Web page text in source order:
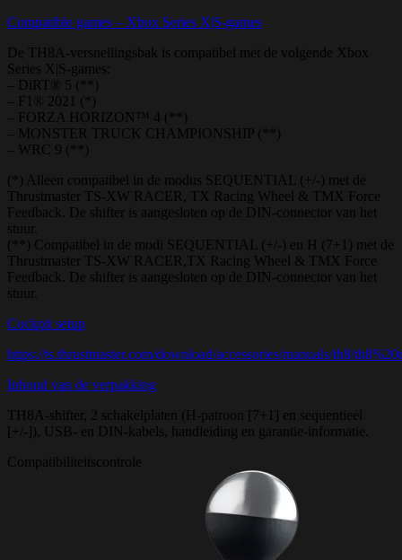
Compatible games – Xbox Series X|S-games
De TH8A-versnellingsbak is compatibel met de volgende Xbox
Series X|S-games:
– DiRT® 5 (**)
– F1® 2021 (*)
– FORZA HORIZON™ 4 (**)
– MONSTER TRUCK CHAMPIONSHIP (**)
– WRC 9 (**)
(*) Alleen compatibel in de modus SEQUENTIAL (+/-) met de
Thrustmaster TS-XW RACER, TX Racing Wheel & TMX Force
Feedback. De shifter is aangesloten op de DIN-connector van het
stuur.
(**) Compatibel in de modi SEQUENTIAL (+/-) en H (7+1) met de
Thrustmaster TS-XW RACER,TX Racing Wheel & TMX Force
Feedback. De shifter is aangesloten op de DIN-connector van het
stuur.
Cockpit setup
https://ts.thrustmaster.com/download/accessories/manuals/th8/
Inhoud van de verpakking
TH8A-shifter, 2 schakelplaten (H-patroon [7+1] en sequentieel
[+/-]), USB- en DIN-kabels, handleiding en garantie-informatie.
Compatibiliteitscontrole